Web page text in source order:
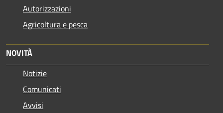
Autorizzazioni
Agricoltura e pesca
NOVITÀ
Notizie
Comunicati
Avvisi